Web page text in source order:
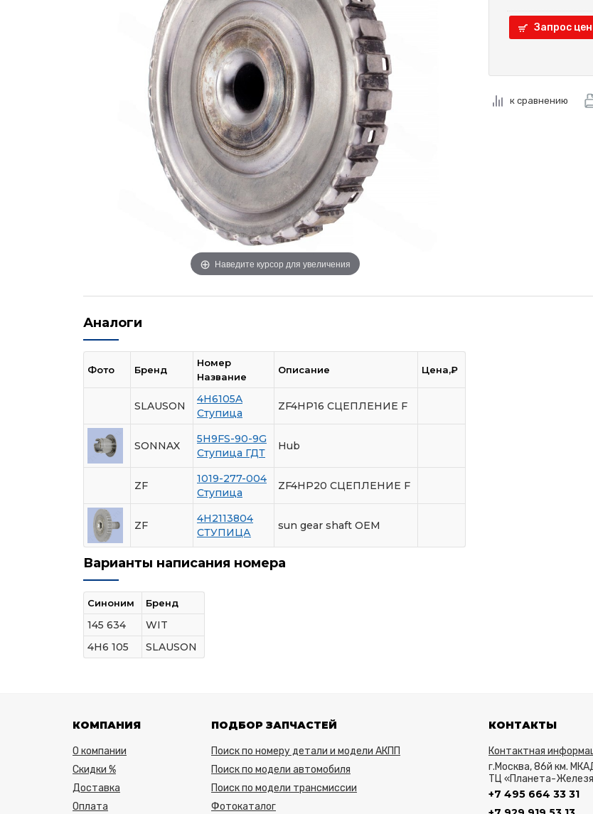
Наведите курсор для увеличения
Запрос
к сравнению
Аналоги
Фото Бренд
Номер
Название
Описание Цена,₽
SLAUSON
4H6105A
Ступица
ZF4HP16 СЦЕПЛЕНИЕ F
SONNAX
5H9FS-90-9G
Ступица ГДТ
Hub
ZF
1019-277-004
Ступица
ZF4HP20 СЦЕПЛЕНИЕ F
ZF
4H2113804
СТУПИЦА
sun gear shaft OEM
Варианты написания номера
Синоним Бренд
145 634
WIT
4H6 105
SLAUSON
КОМПАНИЯ
О компании
Скидки %
Доставка
Оплата
ПОДБОР ЗАПЧАСТЕЙ
Поиск по номеру детали и модели АКПП
Поиск по модели автомобиля
Поиск по модели трансмиссии
Фотокаталог
КОНТАКТЫ
Контактная
г.Москва, 86й км.
ТЦ «Планета-
+7 495 664 33 31